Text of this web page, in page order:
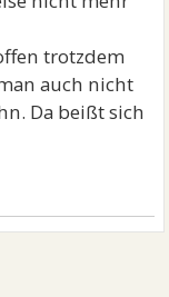
trotzdem
auch nicht
Da beißt sich